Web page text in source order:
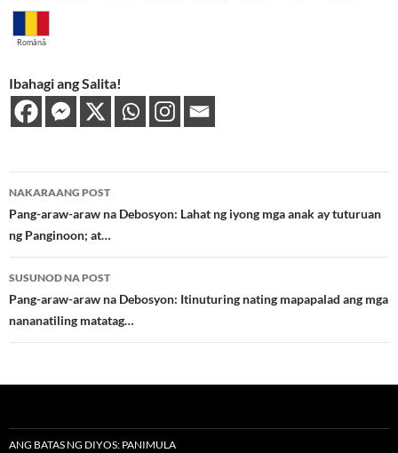
Română
Ibahagi ang Salita!
Post
navigation
NAKARAANG POST
Pang-araw-araw na Debosyon: Lahat ng iyong mga anak ay tuturuan
ng Panginoon; at…
SUSUNOD NA POST
Pang-araw-araw na Debosyon: Itinuturing nating mapapalad ang mga
nananatiling matatag…
ANG BATAS NG DIYOS: PANIMULA